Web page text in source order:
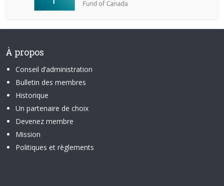
À propos
Conseil d’administration
Bulletin des membres
Historique
Un partenaire de choix
Devenez membre
Mission
Politiques et règlements